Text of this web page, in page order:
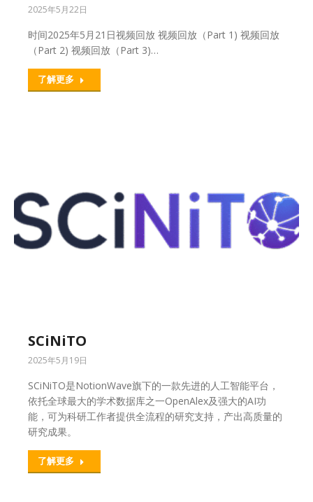
2025年5月22日
时间2025年5月21日视频回放 视频回放（Part 1) 视频回放
（Part 2) 视频回放（Part 3)…
了解更多
SCiNiTO
2025年5月19日
SCiNiTO是NotionWave旗下的一款先进的人工智能平台，
依托全球最大的学术数据库之一OpenAlex及强大的AI功
能，可为科研工作者提供全流程的研究支持，产出高质量的
研究成果。
了解更多